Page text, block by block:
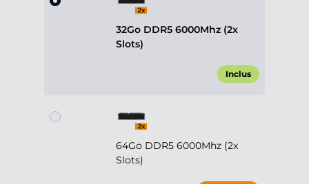
32Go DDR5 6000Mhz (2x
Slots)
Inclus
64Go DDR5 6000Mhz (2x
Slots)